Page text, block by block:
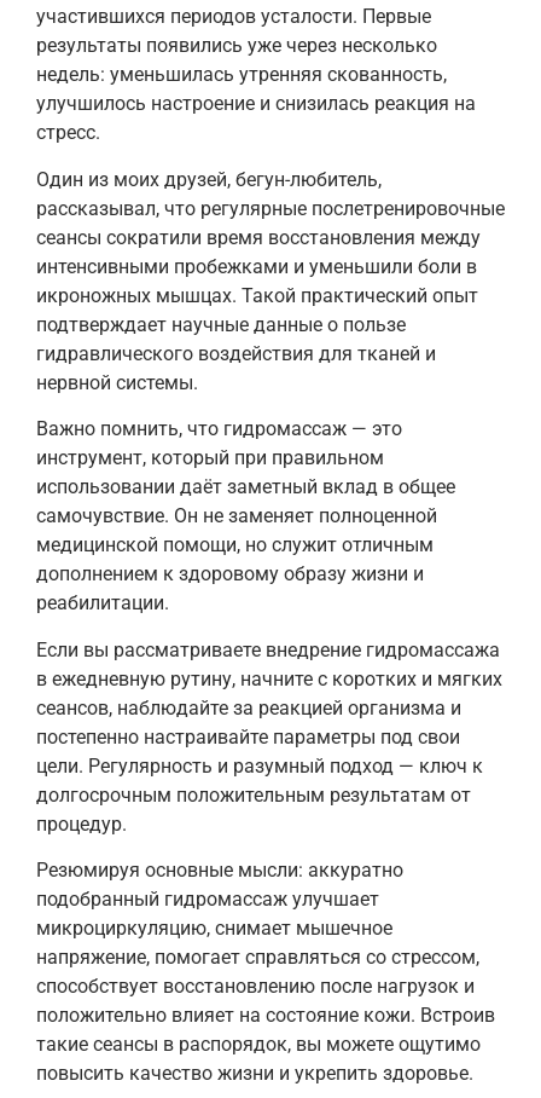
участившихся периодов усталости. Первые
результаты появились уже через несколько
недель: уменьшилась утренняя скованность,
улучшилось настроение и снизилась реакция на
стресс.
Один из моих друзей, бегун-любитель,
рассказывал, что регулярные послетренировочные
сеансы сократили время восстановления между
интенсивными пробежками и уменьшили боли в
икроножных мышцах. Такой практический опыт
подтверждает научные данные о пользе
гидравлического воздействия для тканей и
нервной системы.
Важно помнить, что гидромассаж — это
инструмент, который при правильном
использовании даёт заметный вклад в общее
самочувствие. Он не заменяет полноценной
медицинской помощи, но служит отличным
дополнением к здоровому образу жизни и
реабилитации.
Если вы рассматриваете внедрение гидромассажа
в ежедневную рутину, начните с коротких и мягких
сеансов, наблюдайте за реакцией организма и
постепенно настраивайте параметры под свои
цели. Регулярность и разумный подход — ключ к
долгосрочным положительным результатам от
процедур.
Резюмируя основные мысли: аккуратно
подобранный гидромассаж улучшает
микроциркуляцию, снимает мышечное
напряжение, помогает справляться со стрессом,
способствует восстановлению после нагрузок и
положительно влияет на состояние кожи. Встроив
такие сеансы в распорядок, вы можете ощутимо
повысить качество жизни и укрепить здоровье.